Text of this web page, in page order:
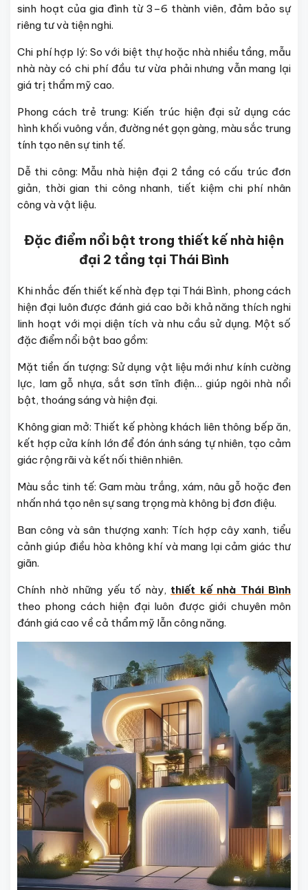
sinh hoạt của gia đình từ 3–6 thành viên, đảm bảo sự
riêng tư và tiện nghi.
Chi phí hợp lý: So với biệt thự hoặc nhà nhiều tầng, mẫu
nhà này có chi phí đầu tư vừa phải nhưng vẫn mang lại
giá trị thẩm mỹ cao.
Phong cách trẻ trung: Kiến trúc hiện đại sử dụng các
hình khối vuông vắn, đường nét gọn gàng, màu sắc trung
tính tạo nên sự tinh tế.
Dễ thi công: Mẫu nhà hiện đại 2 tầng có cấu trúc đơn
giản, thời gian thi công nhanh, tiết kiệm chi phí nhân
công và vật liệu.
Đặc điểm nổi bật trong thiết kế nhà hiện
đại 2 tầng tại Thái Bình
Khi nhắc đến thiết kế nhà đẹp tại Thái Bình, phong cách
hiện đại luôn được đánh giá cao bởi khả năng thích nghi
linh hoạt với mọi diện tích và nhu cầu sử dụng. Một số
đặc điểm nổi bật bao gồm:
Mặt tiền ấn tượng: Sử dụng vật liệu mới như kính cường
lực, lam gỗ nhựa, sắt sơn tĩnh điện… giúp ngôi nhà nổi
bật, thoáng sáng và hiện đại.
Không gian mở: Thiết kế phòng khách liên thông bếp ăn,
kết hợp cửa kính lớn để đón ánh sáng tự nhiên, tạo cảm
giác rộng rãi và kết nối thiên nhiên.
Màu sắc tinh tế: Gam màu trắng, xám, nâu gỗ hoặc đen
nhấn nhá tạo nên sự sang trọng mà không bị đơn điệu.
Ban công và sân thượng xanh: Tích hợp cây xanh, tiểu
cảnh giúp điều hòa không khí và mang lại cảm giác thư
giãn.
Chính nhờ những yếu tố này, thiết kế nhà Thái Bình
theo phong cách hiện đại luôn được giới chuyên môn
đánh giá cao về cả thẩm mỹ lẫn công năng.